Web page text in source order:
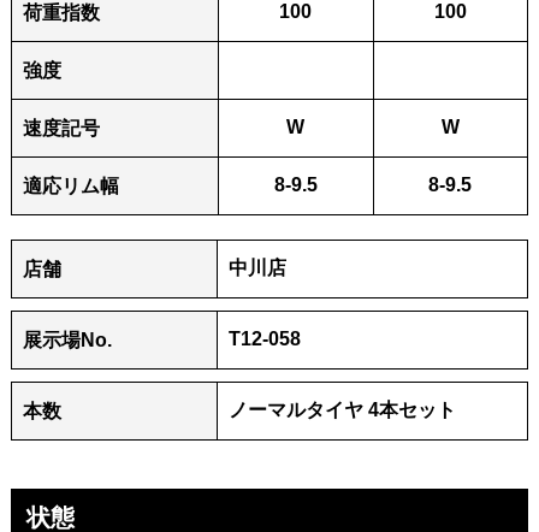
荷重指数 100 100
強度
速度記号 W W
適応リム幅 8-9.5 8-9.5
店舗 中川店
展⽰場No. T12-058
本数 ノーマルタイヤ 4本セット
状態